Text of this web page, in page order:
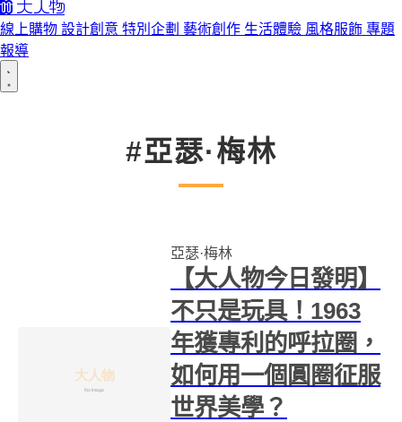
線上購物 設計創意 特別企劃 藝術創作 生活體驗 風格服飾 專題
報導
#亞瑟·梅林
亞瑟·梅林
【大人物今日發明】
不只是玩具！1963
年獲專利的呼拉圈，
如何用一個圓圈征服
世界美學？